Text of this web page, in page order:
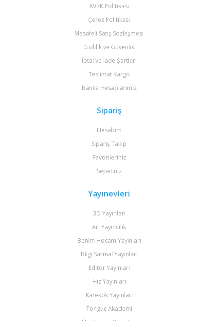
KVKK Politikası
Çerez Politikası
Mesafeli Satış Sözleşmesi
Gizlilik ve Güvenlik
İptal ve İade Şartları
Teslimat Kargo
Banka Hesaplarımız
Sipariş
Hesabım
Sipariş Takip
Favorileriniz
Sepetiniz
Yayınevleri
3D Yayınları
Arı Yayıncılık
Benim Hocam Yayınları
Bilgi Sarmal Yayınları
Editör Yayınları
Hız Yayınları
Karekök Yayınları
Tonguç Akademi